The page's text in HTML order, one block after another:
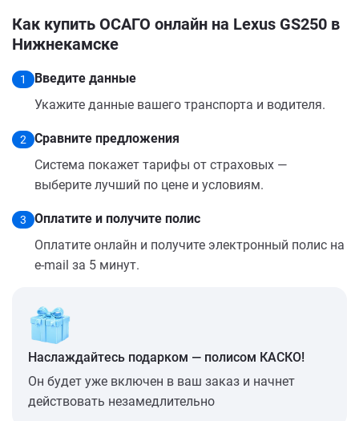
Как купить ОСАГО онлайн на Lexus GS250 в
Нижнекамске
1
Введите данные
Укажите данные вашего транспорта и водителя.
2
Сравните предложения
Система покажет тарифы от страховых —
выберите лучший по цене и условиям.
3
Оплатите и получите полис
Оплатите онлайн и получите электронный полис на
e-mail за 5 минут.
Наслаждайтесь подарком — полисом КАСКО!
Он будет уже включен в ваш заказ и начнет
действовать незамедлительно